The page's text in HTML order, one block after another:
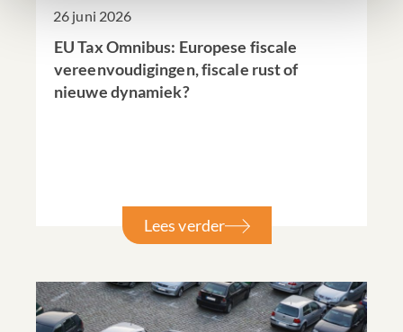
26 juni 2026
EU Tax Omnibus: Europese fiscale
vereenvoudigingen, fiscale rust of
nieuwe dynamiek?
Lees verder